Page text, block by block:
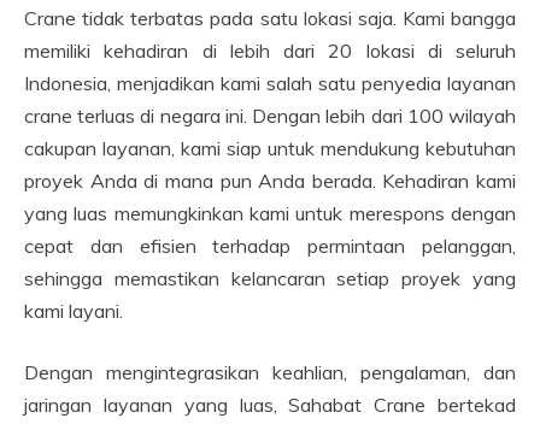
Crane tidak terbatas pada satu lokasi saja. Kami bangga
memiliki kehadiran di lebih dari 20 lokasi di seluruh
Indonesia, menjadikan kami salah satu penyedia layanan
crane terluas di negara ini. Dengan lebih dari 100 wilayah
cakupan layanan, kami siap untuk mendukung kebutuhan
proyek Anda di mana pun Anda berada. Kehadiran kami
yang luas memungkinkan kami untuk merespons dengan
cepat dan efisien terhadap permintaan pelanggan,
sehingga memastikan kelancaran setiap proyek yang
kami layani.
Dengan mengintegrasikan keahlian, pengalaman, dan
jaringan layanan yang luas, Sahabat Crane bertekad